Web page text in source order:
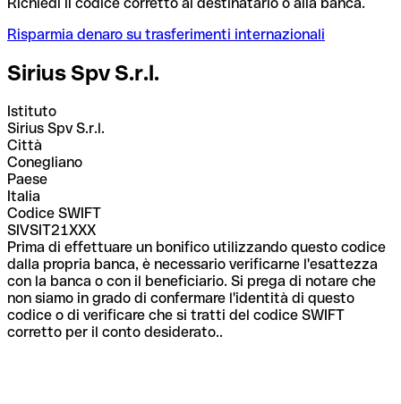
Risparmia denaro su trasferimenti internazionali
Sirius Spv S.r.l.
Istituto
Sirius Spv S.r.l.
Città
Conegliano
Paese
Italia
Codice SWIFT
SIVSIT21XXX
Prima di effettuare un bonifico utilizzando questo codice
dalla propria banca, è necessario verificarne l'esattezza
con la banca o con il beneficiario. Si prega di notare che
non siamo in grado di confermare l'identità di questo
codice o di verificare che si tratti del codice SWIFT
corretto per il conto desiderato..